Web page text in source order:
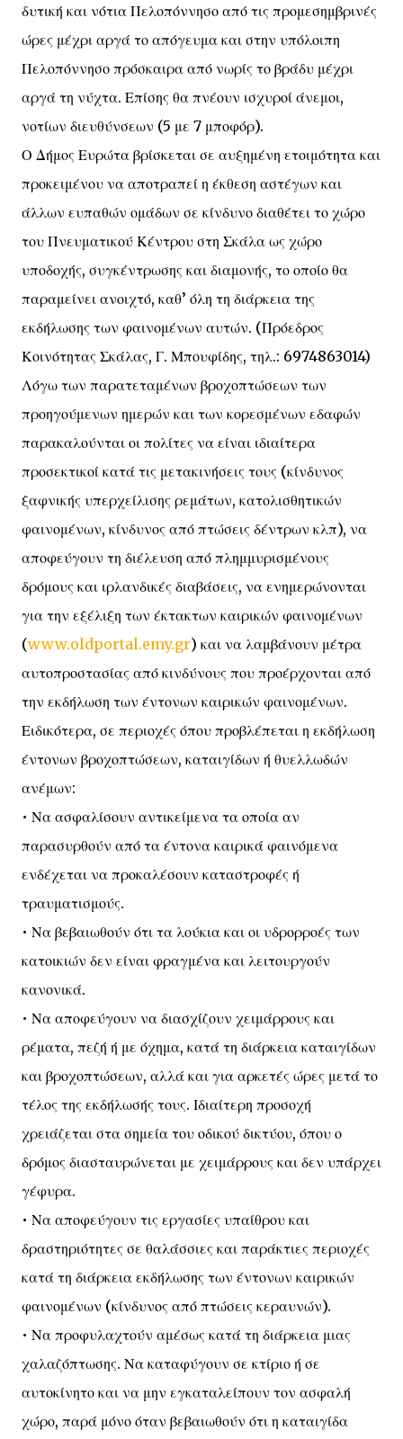
δυτική και νότια Πελοπόννησο από τις προμεσημβρινές
ώρες μέχρι αργά το απόγευμα και στην υπόλοιπη
Πελοπόννησο πρόσκαιρα από νωρίς το βράδυ μέχρι
αργά τη νύχτα. Επίσης θα πνέουν ισχυροί άνεμοι,
νοτίων διευθύνσεων (5 με 7 μποφόρ).
Ο Δήμος Ευρώτα βρίσκεται σε αυξημένη ετοιμότητα και
προκειμένου να αποτραπεί η έκθεση αστέγων και
άλλων ευπαθών ομάδων σε κίνδυνο διαθέτει το χώρο
του Πνευματικού Κέντρου στη Σκάλα ως χώρο
υποδοχής, συγκέντρωσης και διαμονής, το οποίο θα
παραμείνει ανοιχτό, καθ’ όλη τη διάρκεια της
εκδήλωσης των φαινομένων αυτών. (Πρόεδρος
Κοινότητας Σκάλας, Γ. Μπουφίδης, τηλ.: 6974863014)
Λόγω των παρατεταμένων βροχοπτώσεων των
προηγούμενων ημερών και των κορεσμένων εδαφών
παρακαλούνται οι πολίτες να είναι ιδιαίτερα
προσεκτικοί κατά τις μετακινήσεις τους (κίνδυνος
ξαφνικής υπερχείλισης ρεμάτων, κατολισθητικών
φαινομένων, κίνδυνος από πτώσεις δέντρων κλπ), να
αποφεύγουν τη διέλευση από πλημμυρισμένους
δρόμους και ιρλανδικές διαβάσεις, να ενημερώνονται
για την εξέλιξη των έκτακτων καιρικών φαινομένων
(www.oldportal.emy.gr) και να λαμβάνουν μέτρα
αυτοπροστασίας από κινδύνους που προέρχονται από
την εκδήλωση των έντονων καιρικών φαινομένων.
Ειδικότερα, σε περιοχές όπου προβλέπεται η εκδήλωση
έντονων βροχοπτώσεων, καταιγίδων ή θυελλωδών
ανέμων:
• Να ασφαλίσουν αντικείμενα τα οποία αν
παρασυρθούν από τα έντονα καιρικά φαινόμενα
ενδέχεται να προκαλέσουν καταστροφές ή
τραυματισμούς.
• Να βεβαιωθούν ότι τα λούκια και οι υδρορροές των
κατοικιών δεν είναι φραγμένα και λειτουργούν
κανονικά.
• Να αποφεύγουν να διασχίζουν χειμάρρους και
ρέματα, πεζή ή με όχημα, κατά τη διάρκεια καταιγίδων
και βροχοπτώσεων, αλλά και για αρκετές ώρες μετά το
τέλος της εκδήλωσής τους. Ιδιαίτερη προσοχή
χρειάζεται στα σημεία του οδικού δικτύου, όπου ο
δρόμος διασταυρώνεται με χειμάρρους και δεν υπάρχει
γέφυρα.
• Να αποφεύγουν τις εργασίες υπαίθρου και
δραστηριότητες σε θαλάσσιες και παράκτιες περιοχές
κατά τη διάρκεια εκδήλωσης των έντονων καιρικών
φαινομένων (κίνδυνος από πτώσεις κεραυνών).
• Να προφυλαχτούν αμέσως κατά τη διάρκεια μιας
χαλαζόπτωσης. Να καταφύγουν σε κτίριο ή σε
αυτοκίνητο και να μην εγκαταλείπουν τον ασφαλή
χώρο, παρά μόνο όταν βεβαιωθούν ότι η καταιγίδα